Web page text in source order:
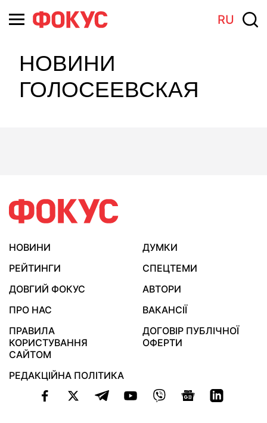
RU
НОВИНИ
ГОЛОСЕЕВСКАЯ
НОВИНИ
ДУМКИ
РЕЙТИНГИ
СПЕЦТЕМИ
ДОВГИЙ ФОКУС
АВТОРИ
ПРО НАС
ВАКАНСІЇ
ПРАВИЛА
КОРИСТУВАННЯ
САЙТОМ
ДОГОВІР ПУБЛІЧНОЇ
ОФЕРТИ
РЕДАКЦІЙНА ПОЛІТИКА